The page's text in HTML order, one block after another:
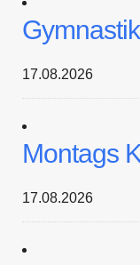
17.08.2026
Montags
17.08.2026